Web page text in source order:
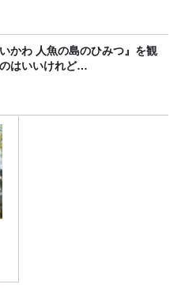
いかわ 人魚の島のひみつ』を観
はいいけれど…